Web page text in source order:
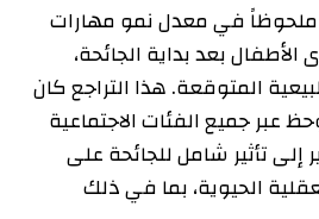
ملحوظاً في معدل نمو مهارات
الأطفال بعد بداية الجائحة،
المتوقعة. هذا التراجع كان
عبر جميع الفئات الاجتماعية
إلى تأثير شامل للجائحة على
الحيوية، بما في ذلك